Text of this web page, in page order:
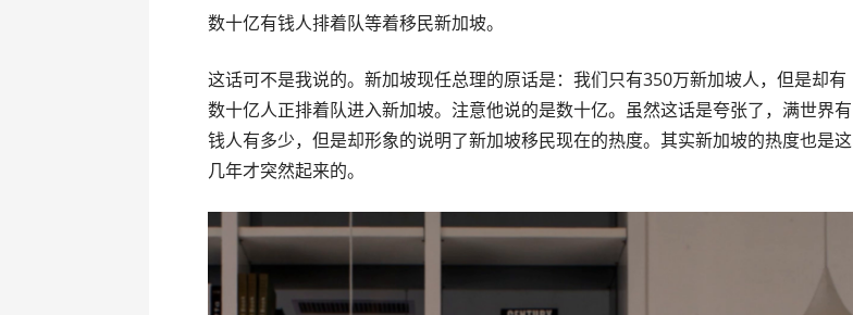
数十亿有钱人排着队等着移民新加坡。
这话可不是我说的。新加坡现任总理的原话是：我们只有350万新加坡人，但是却有
数十亿人正排着队进入新加坡。注意他说的是数十亿。虽然这话是夸张了，满世界有
钱人有多少，但是却形象的说明了新加坡移民现在的热度。其实新加坡的热度也是这
几年才突然起来的。